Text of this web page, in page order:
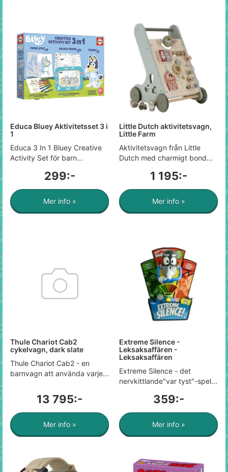
Educa Bluey Aktivitetsset 3 i
1
Educa 3 In 1 Bluey Creative
Activity Set för barn...
299:-
Mer info »
Little Dutch aktivitetsvagn,
Little Farm
Aktivitetsvagn från Little
Dutch med charmigt bond...
1 195:-
Mer info »
Thule Chariot Cab2
cykelvagn, dark slate
Thule Chariot Cab2 - en
barnvagn att använda varje...
13 795:-
Mer info »
Extreme Silence -
Leksaksaffären -
Leksaksaffären
Extreme Silence - det
nervkittlande"var tyst"-spel...
359:-
Mer info »